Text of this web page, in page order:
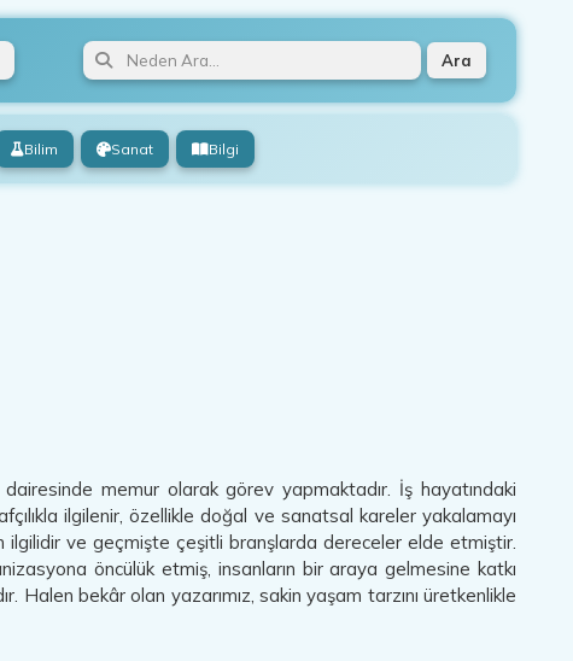
Ara
Bilim Sanat Bilgi
dairesinde memur olarak görev yapmaktadır. İş hayatındaki
ilgilenir, özellikle doğal ve sanatsal kareler yakalamayı
ve geçmişte çeşitli branşlarda dereceler elde etmiştir.
öncülük etmiş, insanların bir araya gelmesine katkı
Halen bekâr olan yazarımız, sakin yaşam tarzını üretkenlikle